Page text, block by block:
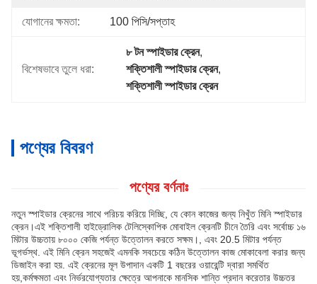
যোগানের ক্ষমতা: 100 পিসি/সপ্তাহ
বিশেষভাবে তুলে ধরা:
৮ টন স্পাইডার ক্রেন,
শক্তিশালী স্পাইডার ক্রেন,
শক্তিশালী স্পাইডার ক্রেন
পণ্যের বিবরণ
পণ্যের বর্ণনাঃ
নতুন স্পাইডার ক্রেনের সাথে পরিচয় করিয়ে দিচ্ছি, যে কোন কাজের জন্য নিখুঁত মিনি স্পাইডার
ক্রেন।এই শক্তিশালী হাইড্রোলিক টেলিস্কোপিক মোবাইল ক্রেনটি চীনে তৈরি এবং সর্বোচ্চ ১৬
মিটার উচ্চতায় ৮০০০ কেজি পর্যন্ত উত্তোলন করতে সক্ষম।, এবং 20.5 মিটার পর্যন্ত
ভূগর্ভস্থ. এই মিনি ক্রেন সহজেই এমনকি সবচেয়ে কঠিন উত্তোলন কাজ মোকাবেলা করার জন্য
ডিজাইন করা হয়. এই ক্রেনের মূল উপাদান একটি 1 বছরের ওয়ারেন্টি দ্বারা সমর্থিত
হয়,কর্মক্ষমতা এবং নির্ভরযোগ্যতার ক্ষেত্রে আপনাকে মানসিক শান্তি প্রদান করেতার উচ্চতর